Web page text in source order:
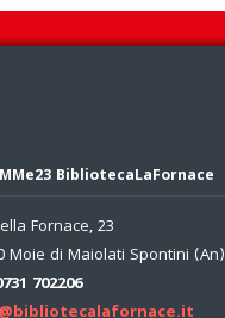
BibliotecaLaFornace
Fornace, 23
Moie di Maiolati Spontini (An)
702206